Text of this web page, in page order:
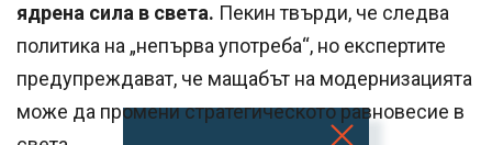
ядрена сила в света. Пекин твърди, че следва
политика на „непърва употреба“, но експертите
предупреждават, че мащабът на модернизацията
може да промени стратегическото равновесие в